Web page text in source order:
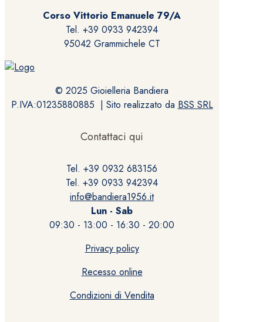
Corso Vittorio Emanuele 79/A
Tel. +39 0933 942394
95042 Grammichele CT
© 2025 Gioielleria Bandiera
P.IVA:01235880885 | Sito realizzato da BSS SRL
Contattaci qui
Tel. +39 0932 683156
Tel. +39 0933 942394
info@bandiera1956.it
Lun - Sab
09:30 - 13:00 - 16:30 - 20:00
Privacy policy
Recesso online
Condizioni di Vendita